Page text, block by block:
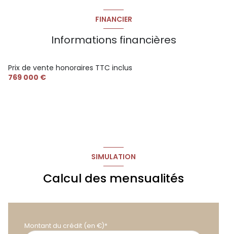
FINANCIER
Informations financières
Prix de vente honoraires TTC inclus
769 000 €
SIMULATION
Calcul des mensualités
Montant du crédit (en €)*